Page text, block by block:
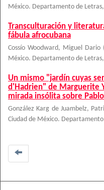
México. Departamento de Letras,
Transculturación y
fábula afrocubana
Cossío Woodward, Miguel Dario (
México. Departamento de Letras,
Un mismo "jardín cuyas
d'Hadrien" de Marguerite
mirada insólita sobre
González Karg de Juambelz,
Ciudad de México.